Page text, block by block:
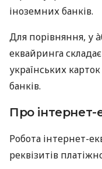
іноземних банків.
Для порівняння, у
еквайринга
українських
банків.
Про інтернет-
Робота інтернет-
реквізитів